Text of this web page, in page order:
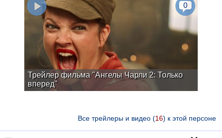
Трейлер фильма "Ангелы Чарли 2: Только
вперед"
0
Все трейлеры и видео (16) к этой персоне